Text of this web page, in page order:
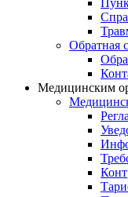
Обратная
Медицинским